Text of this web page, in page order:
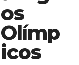
os
Olímp
icos